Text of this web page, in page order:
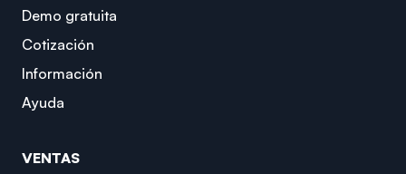
Demo gratuita
Cotización
Información
Ayuda
VENTAS